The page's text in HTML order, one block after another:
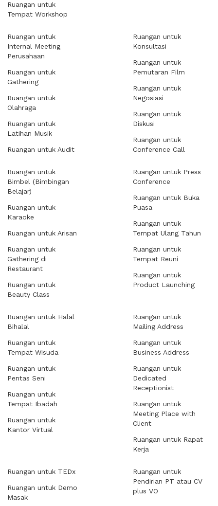
Ruangan untuk
Tempat Workshop
Ruangan untuk
Internal Meeting
Perusahaan
Ruangan untuk
Gathering
Ruangan untuk
Olahraga
Ruangan untuk
Latihan Musik
Ruangan untuk Audit
Ruangan untuk
Konsultasi
Ruangan untuk
Pemutaran Film
Ruangan untuk
Negosiasi
Ruangan untuk
Diskusi
Ruangan untuk
Conference Call
Ruangan untuk
Bimbel (Bimbingan
Belajar)
Ruangan untuk
Karaoke
Ruangan untuk Arisan
Ruangan untuk
Gathering di
Restaurant
Ruangan untuk
Beauty Class
Ruangan untuk Press
Conference
Ruangan untuk Buka
Puasa
Ruangan untuk
Tempat Ulang Tahun
Ruangan untuk
Tempat Reuni
Ruangan untuk
Product Launching
Ruangan untuk Halal
Bihalal
Ruangan untuk
Tempat Wisuda
Ruangan untuk
Pentas Seni
Ruangan untuk
Tempat Ibadah
Ruangan untuk
Kantor Virtual
Ruangan untuk
Mailing Address
Ruangan untuk
Business Address
Ruangan untuk
Dedicated
Receptionist
Ruangan untuk
Meeting Place with
Client
Ruangan untuk Rapat
Kerja
Ruangan untuk TEDx
Ruangan untuk Demo
Masak
Ruangan untuk
Pendirian PT atau CV
plus VO